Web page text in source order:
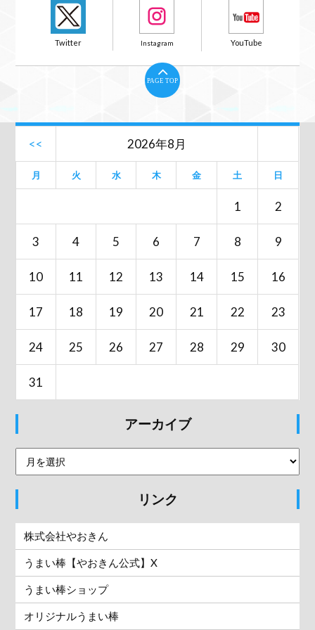
PAGE TOP
<< 2026年8月
月 火 水 木 金 土 日
1 2
3 4 5 6 7 8 9
10 11 12 13 14 15 16
17 18 19 20 21 22 23
24 25 26 27 28 29 30
31
アーカイブ
リンク
株式会社やおきん
うまい棒【やおきん公式】X
うまい棒ショップ
オリジナルうまい棒